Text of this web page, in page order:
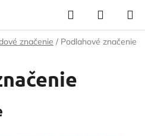
Hľadať
KOŠÍK
značenie / Podlahové značenie